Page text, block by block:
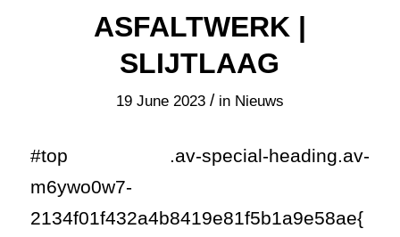
ASFALTWERK |
SLIJTLAAG
19 June 2023 / in Nieuws
#top .av-special-heading.av-
m6ywo0w7-
2134f01f432a4b8419e81f5b1a9e58ae{